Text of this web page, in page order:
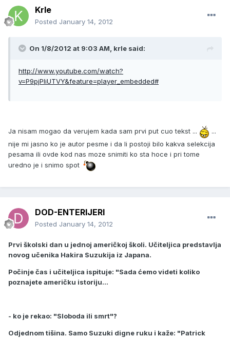
Krle
Posted January 14, 2012
On 1/8/2012 at 9:03 AM, krle said:
http://www.youtube.com/watch?
v=P9pjPIiUTVY&feature=player_embedded#
Ja nisam mogao da verujem kada sam prvi put cuo tekst ...
...
nije mi jasno ko je autor pesme i da li postoji bilo kakva selekcija
pesama ili ovde kod nas moze snimiti ko sta hoce i pri tome
uredno je i snimo spot
DOD-ENTERIJERI
Posted January 14, 2012
Prvi školski dan u jednoj američkoj školi. Učiteljica predstavlja
novog učenika Hakira Suzukija iz Japana.
Počinje čas i učiteljica ispituje: "Sada ćemo videti koliko
poznajete američku istoriju...
- ko je rekao: "Sloboda ili smrt"?
Odjednom tišina. Samo Suzuki digne ruku i kaže: "Patrick